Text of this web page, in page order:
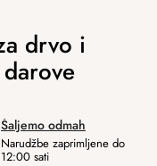
Šaljemo odmah
Narudžbe zaprimljene do
12:00 sati